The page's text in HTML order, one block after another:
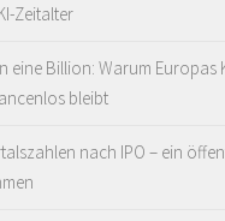
Zeitalter
eine Billion: Warum Europas
bleibt
nach IPO – ein